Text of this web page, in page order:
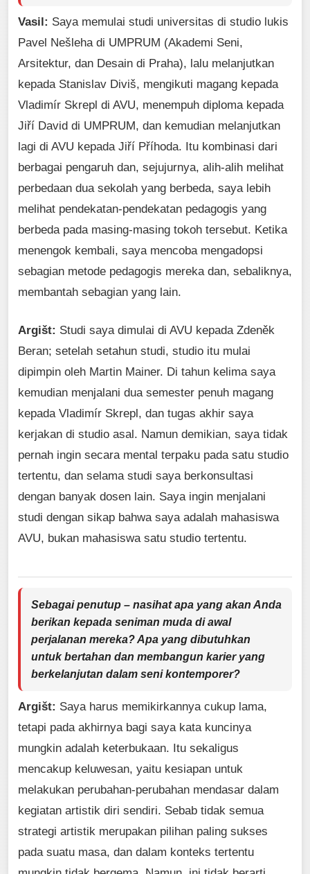
Vasil: Saya memulai studi universitas di studio lukis
Pavel Nešleha di UMPRUM (Akademi Seni,
Arsitektur, dan Desain di Praha), lalu melanjutkan
kepada Stanislav Diviš, mengikuti magang kepada
Vladimír Skrepl di AVU, menempuh diploma kepada
Jiří David di UMPRUM, dan kemudian melanjutkan
lagi di AVU kepada Jiří Příhoda. Itu kombinasi dari
berbagai pengaruh dan, sejujurnya, alih-alih melihat
perbedaan dua sekolah yang berbeda, saya lebih
melihat pendekatan-pendekatan pedagogis yang
berbeda pada masing-masing tokoh tersebut. Ketika
menengok kembali, saya mencoba mengadopsi
sebagian metode pedagogis mereka dan, sebaliknya,
membantah sebagian yang lain.
Argišt: Studi saya dimulai di AVU kepada Zdeněk
Beran; setelah setahun studi, studio itu mulai
dipimpin oleh Martin Mainer. Di tahun kelima saya
kemudian menjalani dua semester penuh magang
kepada Vladimír Skrepl, dan tugas akhir saya
kerjakan di studio asal. Namun demikian, saya tidak
pernah ingin secara mental terpaku pada satu studio
tertentu, dan selama studi saya berkonsultasi
dengan banyak dosen lain. Saya ingin menjalani
studi dengan sikap bahwa saya adalah mahasiswa
AVU, bukan mahasiswa satu studio tertentu.
Sebagai penutup – nasihat apa yang akan Anda
berikan kepada seniman muda di awal
perjalanan mereka? Apa yang dibutuhkan
untuk bertahan dan membangun karier yang
berkelanjutan dalam seni kontemporer?
Argišt: Saya harus memikirkannya cukup lama,
tetapi pada akhirnya bagi saya kata kuncinya
mungkin adalah keterbukaan. Itu sekaligus
mencakup keluwesan, yaitu kesiapan untuk
melakukan perubahan-perubahan mendasar dalam
kegiatan artistik diri sendiri. Sebab tidak semua
strategi artistik merupakan pilihan paling sukses
pada suatu masa, dan dalam konteks tertentu